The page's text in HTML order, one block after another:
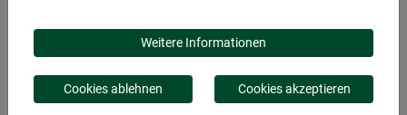
SISAL-GARTENKORDEL
Weitere Informationen
Cookies ablehnen Cookies akzeptieren